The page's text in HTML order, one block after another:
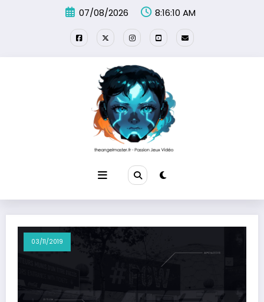
07/08/2026 8:16:10 AM
03/11/2019